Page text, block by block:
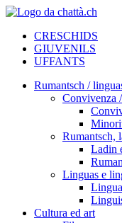
CRESCHIDS
GIUVENILS
UFFANTS
Rumantsch /
Convivenza
Rumantsch,
Ladin
Linguas e
Cultura ed art